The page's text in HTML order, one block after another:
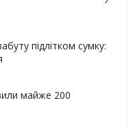
підлітком сумку:
майже 200